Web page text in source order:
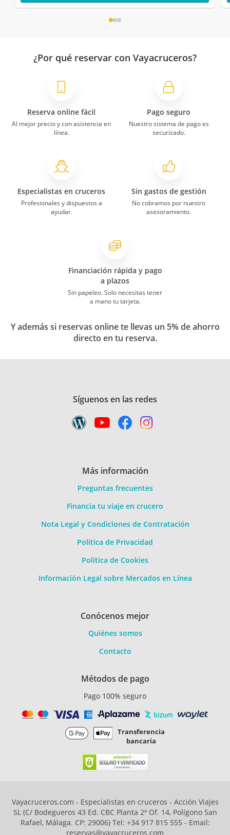
¿Por qué reservar con Vayacruceros?
Reserva online fácil
Al mejor precio y con asistencia en
línea.
Pago seguro
Nuestro sistema de pago es
securizado.
Especialistas en cruceros
Profesionales y dispuestos a
ayudar.
Sin gastos de gestión
No cobramos por nuestro
asesoramiento.
Financiación rápida y pago
a plazos
Sin papeleo. Solo necesitas tener
a mano tu tarjeta.
Y además si reservas online te llevas un 5% de ahorro
directo en tu reserva.
Síguenos en las redes
Más información
Preguntas frecuentes
Financia tu viaje en crucero
Nota Legal y Condiciones de Contratación
Política de Privacidad
Política de Cookies
Información Legal sobre Mercados en Línea
Conócenos mejor
Quiénes somos
Contacto
Métodos de pago
Pago 100% seguro
Transferencia
bancaria
Vayacruceros.com - Especialistas en cruceros - Acción Viajes
SL (C/ Bodegueros 43 Ed. CBC Planta 2ª Of. 14, Polígono San
Rafael, Málaga. CP: 29006) Tel: +34 917 815 555 - Email:
reservas@vayacruceros.com